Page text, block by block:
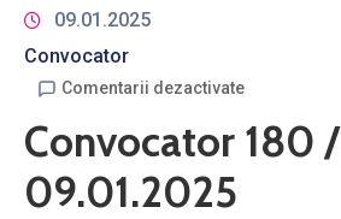
09.01.2025
Convocator
Comentarii dezactivate
Convocator 180 /
09.01.2025